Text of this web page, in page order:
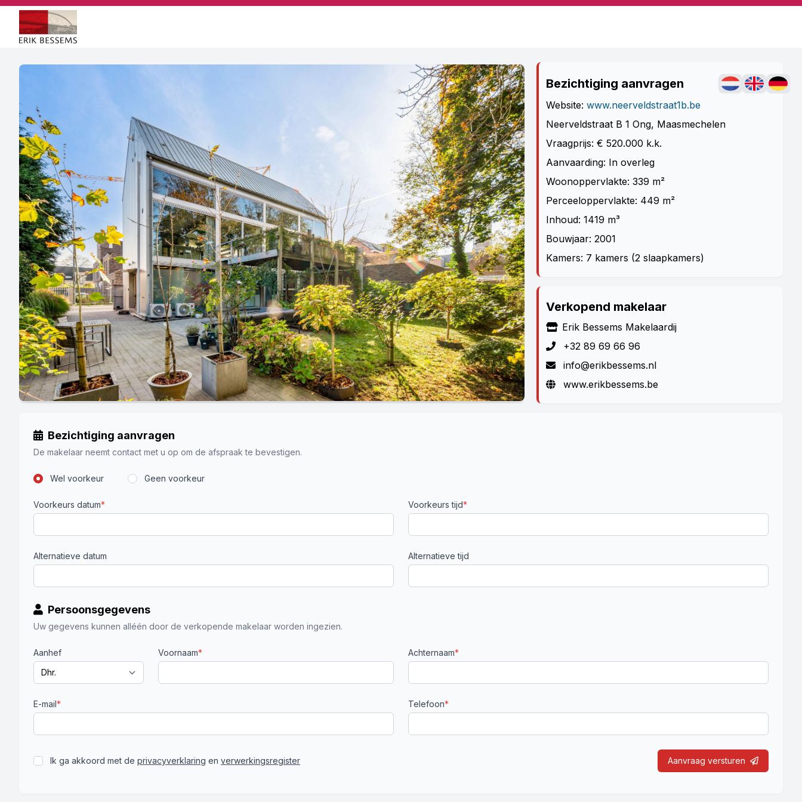
Bezichtiging aanvragen
Website: www.neerveldstraat1b.be
Neerveldstraat B 1 Ong, Maasmechelen
Vraagprijs: € 520.000 k.k.
Aanvaarding: In overleg
Woonoppervlakte: 339 m²
Perceeloppervlakte: 449 m²
Inhoud: 1419 m³
Bouwjaar: 2001
Kamers: 7 kamers (2 slaapkamers)
Verkopend makelaar
Erik Bessems Makelaardij
+32 89 69 66 96
info@erikbessems.nl
www.erikbessems.be
Bezichtiging aanvragen
De makelaar neemt contact met u op om de afspraak te bevestigen.
Wel voorkeur Geen voorkeur
Voorkeurs datum* Voorkeurs tijd*
Alternatieve datum Alternatieve tijd
Persoonsgegevens
Uw gegevens kunnen alléén door de verkopende makelaar worden ingezien.
Aanhef Voornaam* Achternaam*
E-mail* Telefoon*
Ik ga akkoord met de privacyverklaring en verwerkingsregister Aanvraag versturen